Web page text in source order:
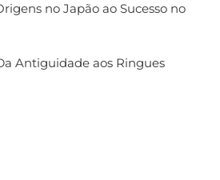
no Japão ao Sucesso no
Antiguidade aos Ringues